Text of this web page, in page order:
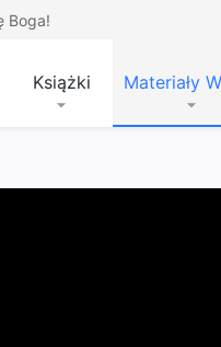
Boga!
Książki Materiały